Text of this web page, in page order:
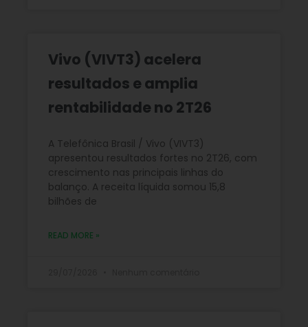
Vivo (VIVT3) acelera
resultados e amplia
rentabilidade no 2T26
A Telefônica Brasil / Vivo (VIVT3)
apresentou resultados fortes no 2T26, com
crescimento nas principais linhas do
balanço. A receita líquida somou 15,8
bilhões de
READ MORE »